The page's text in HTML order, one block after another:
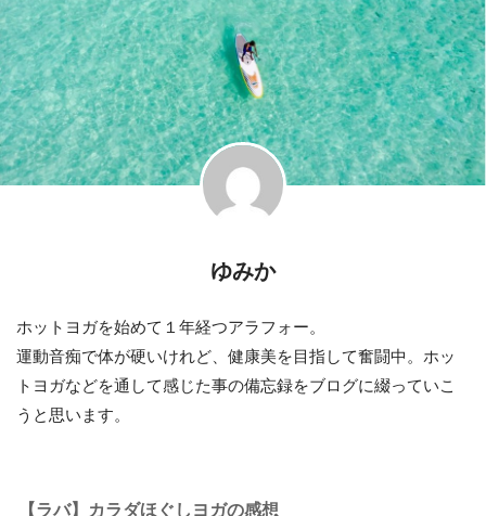
ゆみか
ホットヨガを始めて１年経つアラフォー。
運動音痴で体が硬いけれど、健康美を目指して奮闘中。ホッ
トヨガなどを通して感じた事の備忘録をブログに綴っていこ
うと思います。
【ラバ】カラダほぐしヨガの感想